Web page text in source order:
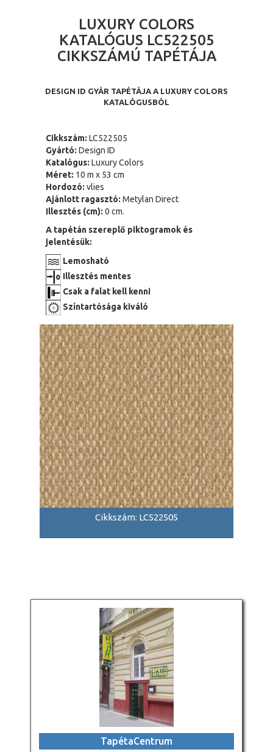
LUXURY COLORS
KATALÓGUS LC522505
CIKKSZÁMÚ TAPÉTÁJA
DESIGN ID GYÁR TAPÉTÁJA A LUXURY COLORS
KATALÓGUSBÓL
Cikkszám: LC522505
Gyártó: Design ID
Katalógus: Luxury Colors
Méret: 10 m x 53 cm
Hordozó: vlies
Ajánlott ragasztó: Metylan Direct
Illesztés (cm): 0 cm.
A tapétán szereplő piktogramok és
jelentésük:
Lemosható
Illesztés mentes
Csak a falat kell kenni
Színtartósága kiváló
Cikkszám: LC522505
TapétaCentrum